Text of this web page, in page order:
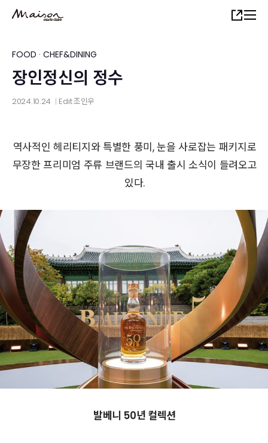
content
Share
FOOD · CHEF&DINING
장인정신의 정수
2024.10.24 Edit조인우
역사적인 헤리티지와 특별한 풍미, 눈을 사로잡는 패키지로
무장한 프리미엄 주류 브랜드의 국내 출시 소식이 들려오고
있다.
발베니 50년 컬렉션